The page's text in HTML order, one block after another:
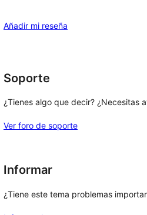
estrellas
de
Añadir mi reseña
Soporte
¿Tienes algo que decir? ¿Necesitas
Ver foro de soporte
Informar
¿Tiene este tema problemas